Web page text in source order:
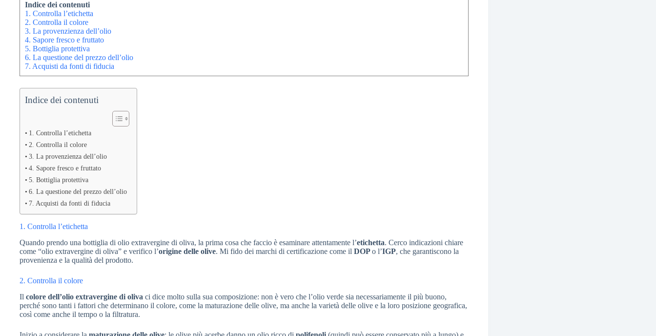
Indice dei contenuti
1. Controlla l’etichetta
2. Controlla il colore
3. La provenzienza dell’olio
4. Sapore fresco e fruttato
5. Bottiglia protettiva
6. La questione del prezzo dell’olio
7. Acquisti da fonti di fiducia
Indice dei contenuti
1. Controlla l’etichetta
2. Controlla il colore
3. La provenzienza dell’olio
4. Sapore fresco e fruttato
5. Bottiglia protettiva
6. La questione del prezzo dell’olio
7. Acquisti da fonti di fiducia
1. Controlla l’etichetta
Quando prendo una bottiglia di olio extravergine di oliva, la prima cosa che faccio è esaminare attentamente l’etichetta. Cerco indicazioni chiare
come “olio extravergine di oliva” e verifico l’origine delle olive. Mi fido dei marchi di certificazione come il DOPo l’IGP, che garantiscono la
provenienza e la qualità del prodotto.
2. Controlla il colore
Il colore dell’olio extravergine di oliva ci dice molto sulla sua composizione: non è vero che l’olio verde sia necessariamente il più buono,
perché sono tanti i fattori che determinano il colore, come la maturazione delle olive, ma anche la varietà delle olive e la loro posizione geografica,
così come anche il tempo o la filtratura.